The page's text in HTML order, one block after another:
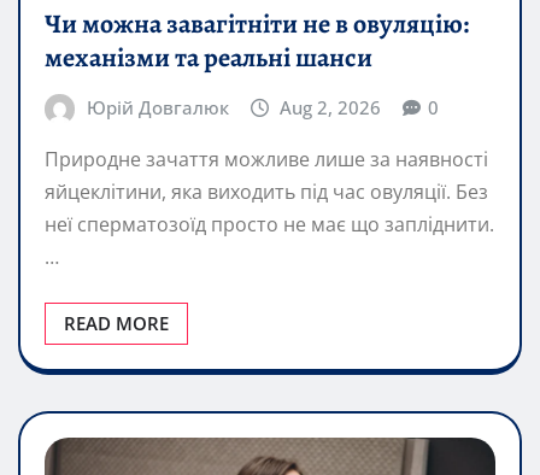
Чи можна завагітніти не в овуляцію:
механізми та реальні шанси
Юрій Довгалюк Aug 2, 2026 0
Природне зачаття можливе лише за наявності
яйцеклітини, яка виходить під час овуляції. Без
неї сперматозоїд просто не має що запліднити.
…
READ MORE